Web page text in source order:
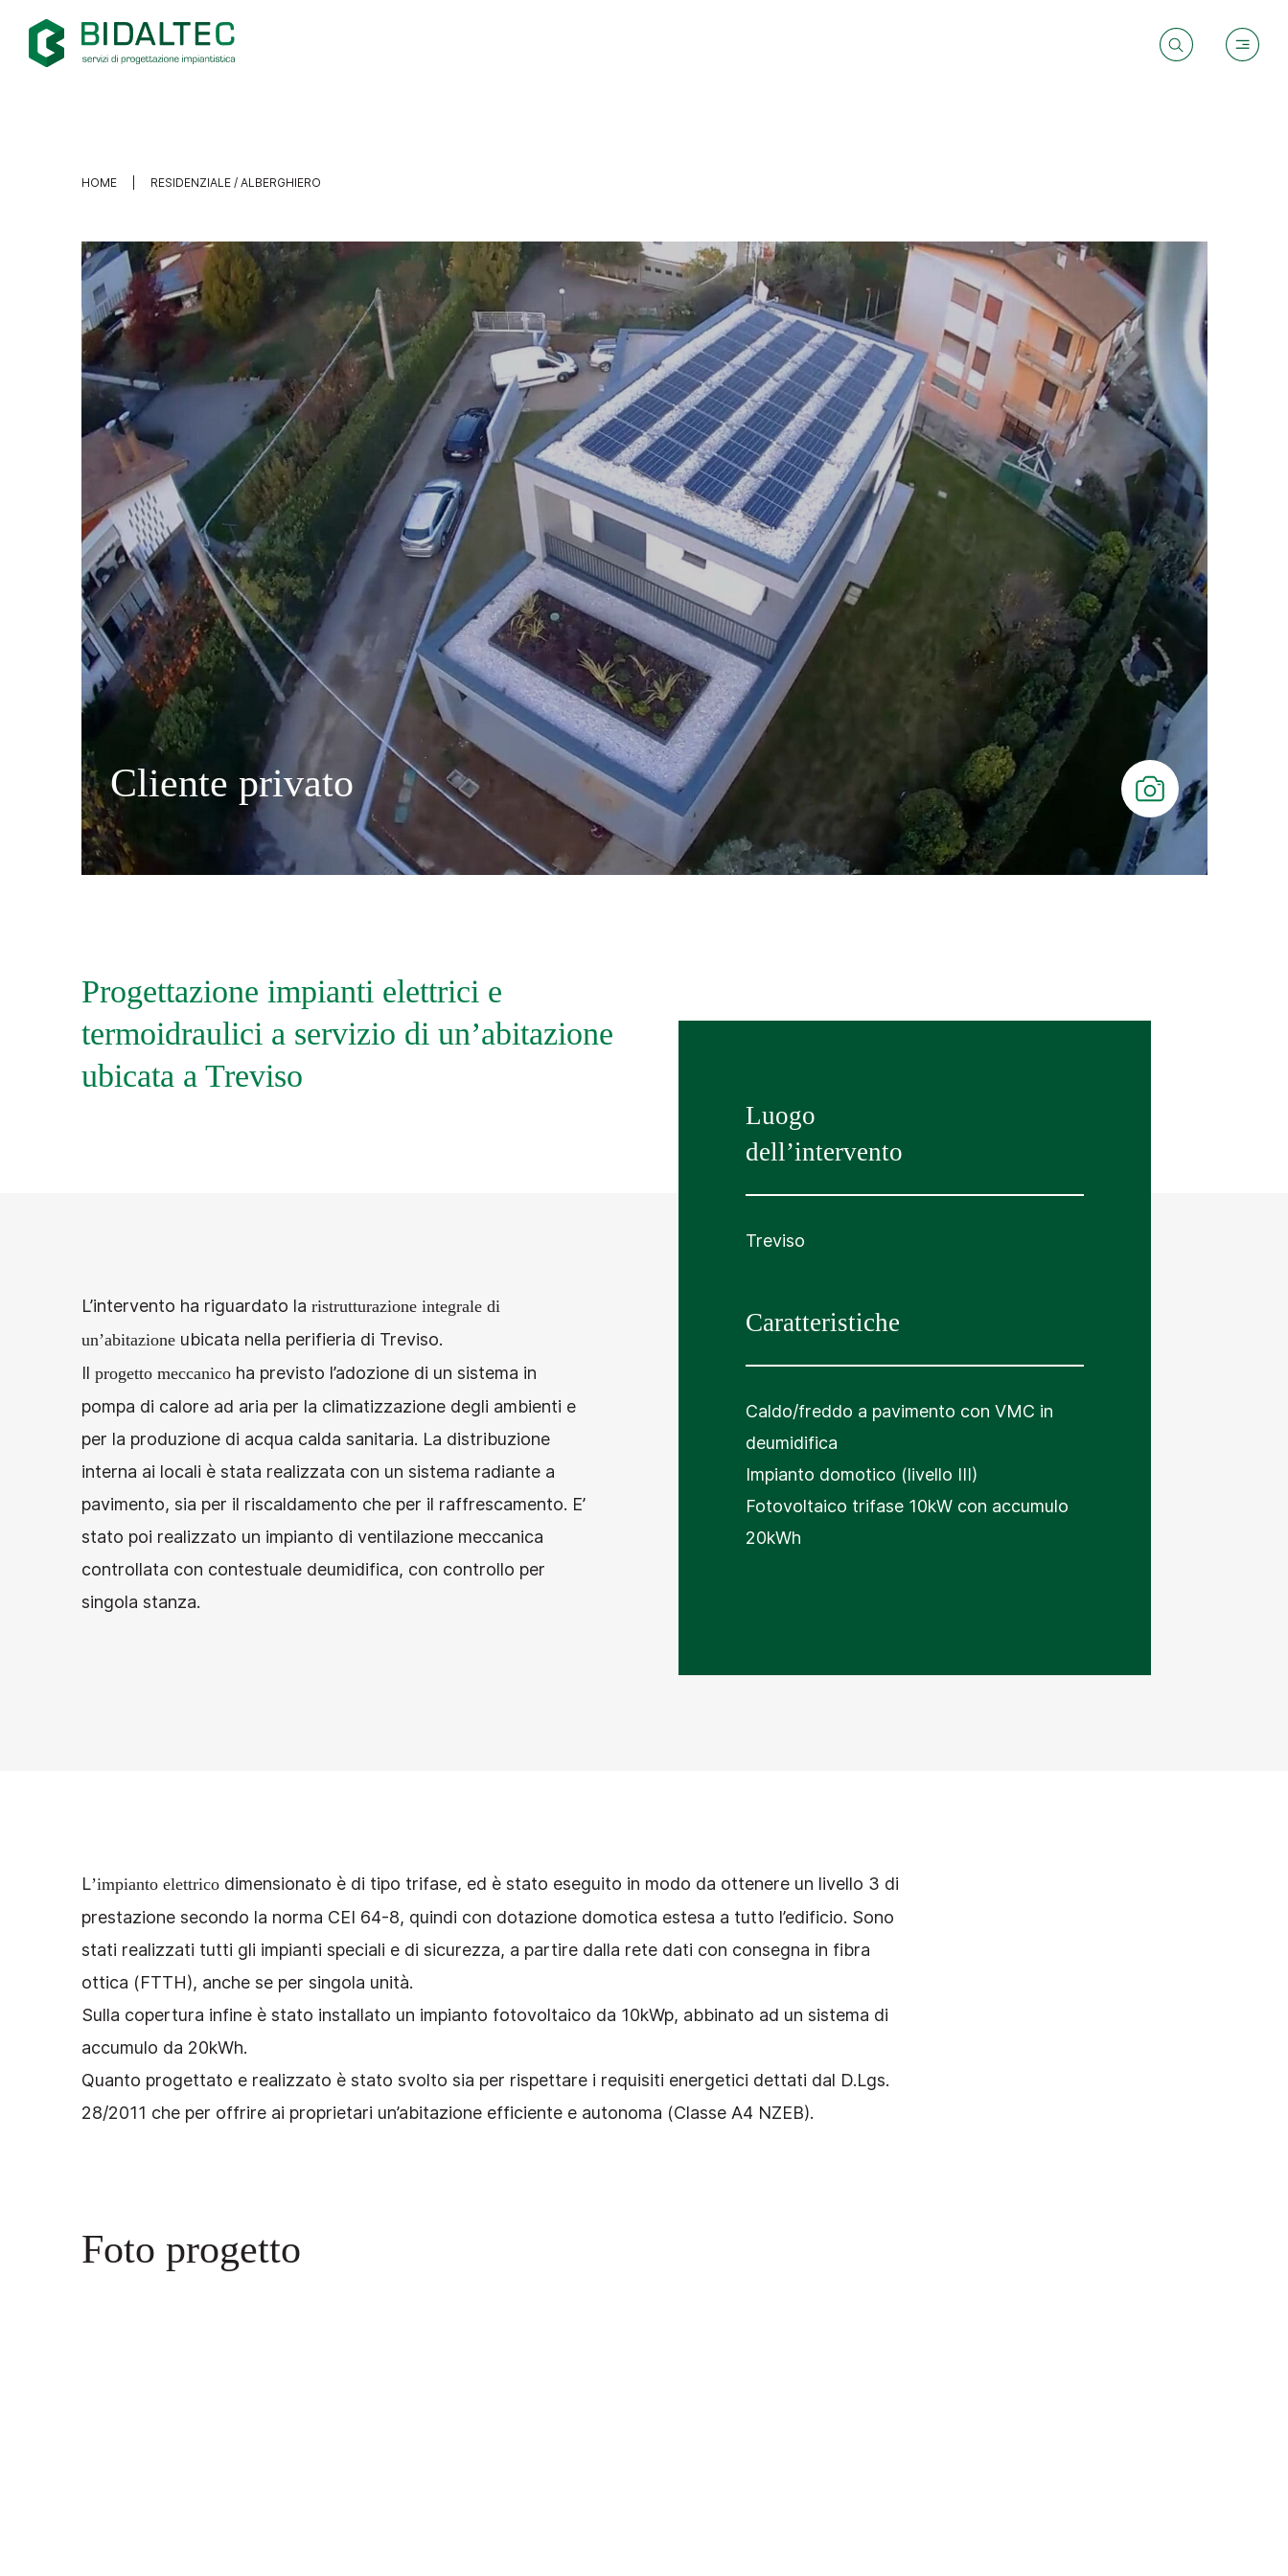
HOME RESIDENZIALE / ALBERGHIERO
Cliente privato
Progettazione impianti elettrici e
termoidraulici a servizio di un’abitazione
ubicata a Treviso
L’intervento ha riguardato la ristrutturazione integrale di
un’abitazioneubicata nella perifieria di Treviso.
Il progetto meccanicoha previsto l’adozione di un sistema in
pompa di calore ad aria per la climatizzazione degli ambienti e
per la produzione di acqua calda sanitaria. La distribuzione
interna ai locali è stata realizzata con un sistema radiante a
pavimento, sia per il riscaldamento che per il raffrescamento. E’
stato poi realizzato un impianto di ventilazione meccanica
controllata con contestuale deumidifica, con controllo per
singola stanza.
Luogo
dell’intervento
Treviso
Caratteristiche
Caldo/freddo a pavimento con VMC in
deumidifica
Impianto domotico (livello III)
Fotovoltaico trifase 10kW con accumulo
20kWh
L’impianto elettricodimensionato è di tipo trifase, ed è stato eseguito in modo da ottenere un livello 3 di
prestazione secondo la norma CEI 64-8, quindi con dotazione domotica estesa a tutto l’edificio. Sono
stati realizzati tutti gli impianti speciali e di sicurezza, a partire dalla rete dati con consegna in fibra
ottica (FTTH), anche se per singola unità.
Sulla copertura infine è stato installato un impianto fotovoltaico da 10kWp, abbinato ad un sistema di
accumulo da 20kWh.
Quanto progettato e realizzato è stato svolto sia per rispettare i requisiti energetici dettati dal D.Lgs.
28/2011 che per offrire ai proprietari un’abitazione efficiente e autonoma (Classe A4 NZEB).
Foto progetto